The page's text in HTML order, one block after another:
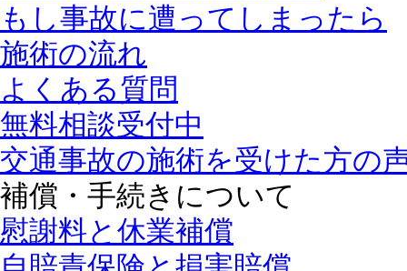
もし事故に遭ってしまったら
施術の流れ
よくある質問
無料相談受付中
交通事故の施術を受けた方の
補償・手続きについて
慰謝料と休業補償